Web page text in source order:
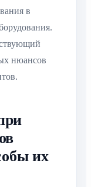
в
нюансов
их